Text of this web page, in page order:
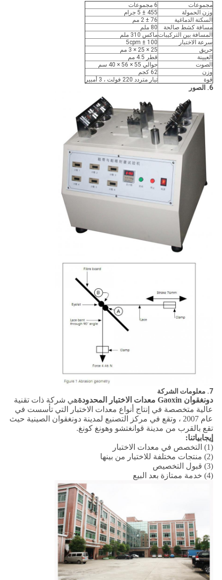
مجموعات
6 مجموعات
وزن الحمولة
455 ± 5 جرام
السكتة الدماغية
76 ± 2 مم
مسافة كشط صالحة
80 ملم
المسافة بين التركيباتماكس 310 ملم
سرعة الاختبار
100 ± 5cpm
حريق
25 × 25 × 3 مم
العيينة
قطر 4.5 مم
الصوت
حوالي 55 × 56 × 40 سم
وزن
62 كجم
قوة
تيار متردد 220 فولت ، 3 أمبير
6. الصور
7. معلومات الشركة
دونغقوان Gaoxin معدات الاختبار المحدودة
هي شركة ذات تقنية
عالية متخصصة في إنتاج أنواع معدات الاختبار التي تأسست في
عام 2007 ، وتقع في مركز التصنيع لمدينة دونغقوان الصينية حيث
تقع بالقرب من مدينة قوانغتشو وهونغ كونغ.
إيجابياتنا:
(1) التخصص في معدات الاختبار
(2) منتجات مختلفة للاختيار من بينها
(3) قبول التخصيص
(4) خدمة ممتازة بعد البيع